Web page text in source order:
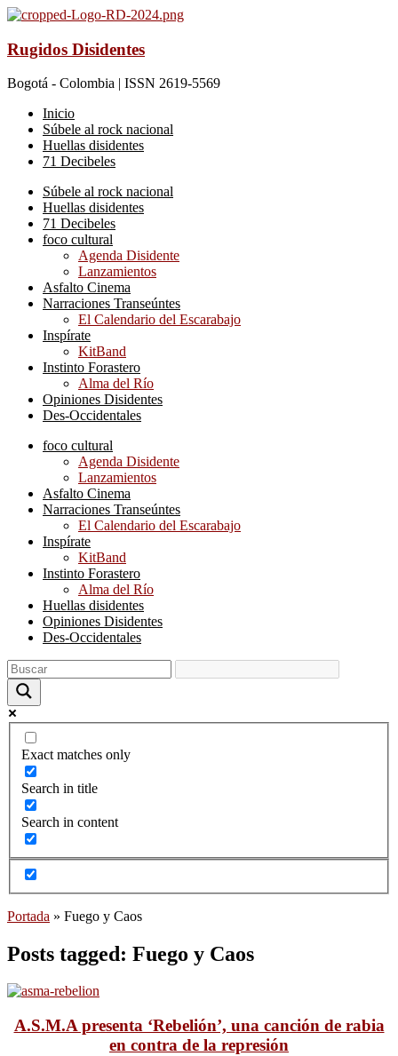
Rugidos Disidentes
Bogotá - Colombia | ISSN 2619-5569
Inicio
Súbele al rock nacional
Huellas disidentes
71 Decibeles
Súbele al rock nacional
Huellas disidentes
71 Decibeles
foco cultural
Agenda Disidente
Lanzamientos
Asfalto Cinema
Narraciones Transeúntes
El Calendario del Escarabajo
Inspírate
KitBand
Instinto Forastero
Alma del Río
Opiniones Disidentes
Des-Occidentales
foco cultural
Agenda Disidente
Lanzamientos
Asfalto Cinema
Narraciones Transeúntes
El Calendario del Escarabajo
Inspírate
KitBand
Instinto Forastero
Alma del Río
Huellas disidentes
Opiniones Disidentes
Des-Occidentales
Exact matches only
Search in title
Search in content
Portada » Fuego y Caos
Posts tagged: Fuego y Caos
A.S.M.A presenta ‘Rebelión’, una canción de rabia
en contra de la represión